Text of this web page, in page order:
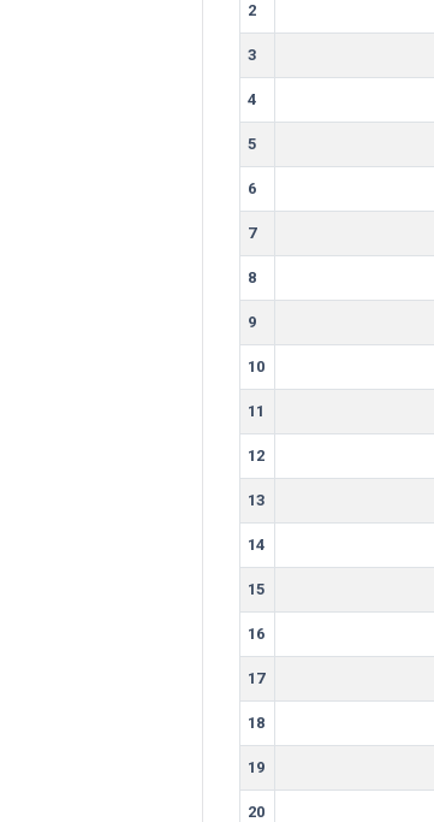
2
3
4
5
6
7
8
9
10
11
12
13
14
15
16
17
18
19
20